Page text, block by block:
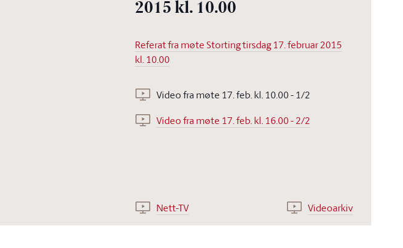
2015 kl. 10.00
Referat fra møte Storting tirsdag 17. februar 2015
kl. 10.00
Video fra møte 17. feb. kl. 10.00 - 1/2
Video fra møte 17. feb. kl. 16.00 - 2/2
Nett-TV Videoarkiv